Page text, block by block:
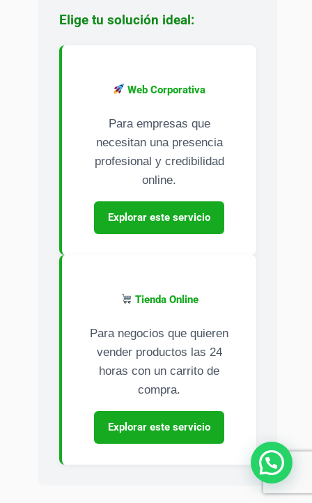
Elige tu solución ideal:
Web Corporativa
Para empresas que
necesitan una presencia
profesional y credibilidad
online.
Explorar este servicio
Tienda Online
Para negocios que quieren
vender productos las 24
horas con un carrito de
compra.
Explorar este servicio